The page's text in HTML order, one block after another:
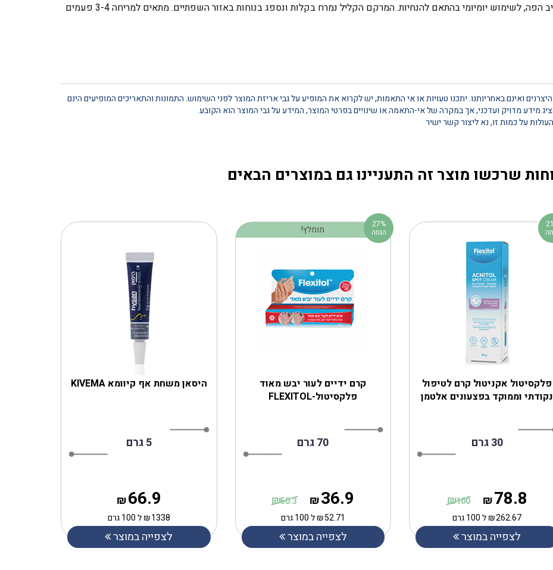
הרפלס הוא ג'ל למריחה חיצונית על השפתיים וסביב הפה, לשימוש יומיומי בהתאם להנחיות. המרקם הקליל נמרח בקלות ונספג בנוחות באזור השפתיים. מתאים למריחה 3-4 פעמים
ואינם באחריותנו. יתכנו טעויות או אי התאמות, יש לקרוא את המופיע על גבי אריזת המוצר לפני השימוש. התמונות והתאריכים המופיעים הינם
מידע מדויק ועדכני, אך במקרה של אי-התאמה או שינויים בפרטי המוצר, המידע על גבי המוצר הוא הקובע.
שרכשו מוצר זה התעניינו גם במוצרים הבאים
היסאן משחת אף קיוומא KIVEMA
5 גרם
66.9
₪
1338
₪ל 100 גרם
לצפייה במוצר
קרם ידיים לעור יבש מאוד
פלקסיטול-FLEXITOL
70 גרם
מומלץ!
36.9
₪
50.3
₪
52.71
₪ל 100 גרם
לצפייה במוצר
27%
הנחה
פלקסיטול אקניטול קרם לטיפול
נקודתי וממוקד בפצעונים אלטמן
30 גרם
78.8
₪
100
₪
262.67
₪ל 100 גרם
לצפייה במוצר